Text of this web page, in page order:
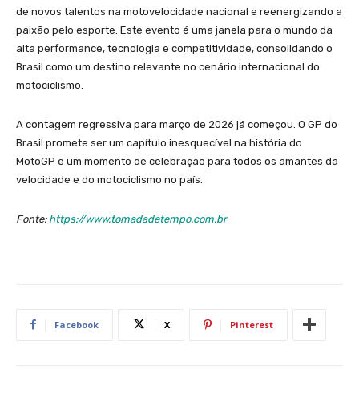
de novos talentos na motovelocidade nacional e reenergizando a
paixão pelo esporte. Este evento é uma janela para o mundo da
alta performance, tecnologia e competitividade, consolidando o
Brasil como um destino relevante no cenário internacional do
motociclismo.
A contagem regressiva para março de 2026 já começou. O GP do
Brasil promete ser um capítulo inesquecível na história do
MotoGP e um momento de celebração para todos os amantes da
velocidade e do motociclismo no país.
Fonte: https://www.tomadadetempo.com.br
Facebook X Pinterest